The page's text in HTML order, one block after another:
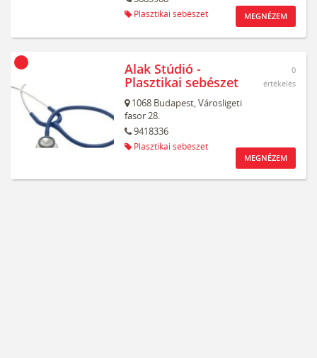
Plasztikai sebészet MEGNÉZEM
Alak Stúdió -
Plasztikai sebészet
1068 Budapest,Városligeti
fasor 28.
9418336
Plasztikai sebészet
0
értékelés
MEGNÉZEM